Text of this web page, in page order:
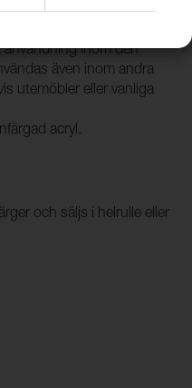
användning inom den
även inom andra
utemöbler eller vanliga
acryl.
och säljs i helrulle eller